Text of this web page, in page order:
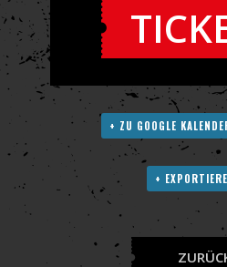
+ ZU GOOGLE
+